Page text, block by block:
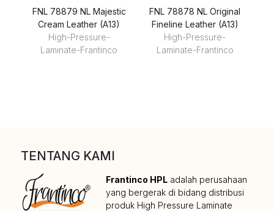
FNL 78879 NL Majestic
Cream Leather (A13)
High-Pressure-
Laminate-Frantinco
FNL 78878 NL Original
Fineline Leather (A13)
High-Pressure-
Laminate-Frantinco
TENTANG KAMI
Frantinco HPL adalah perusahaan
yang bergerak di bidang distribusi
produk High Pressure Laminate